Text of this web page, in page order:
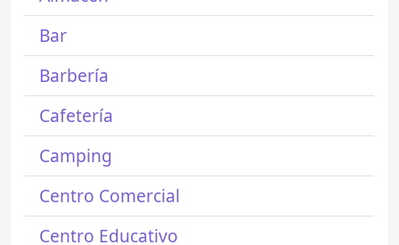
Bar
Barbería
Cafetería
Camping
Centro Comercial
Centro Educativo